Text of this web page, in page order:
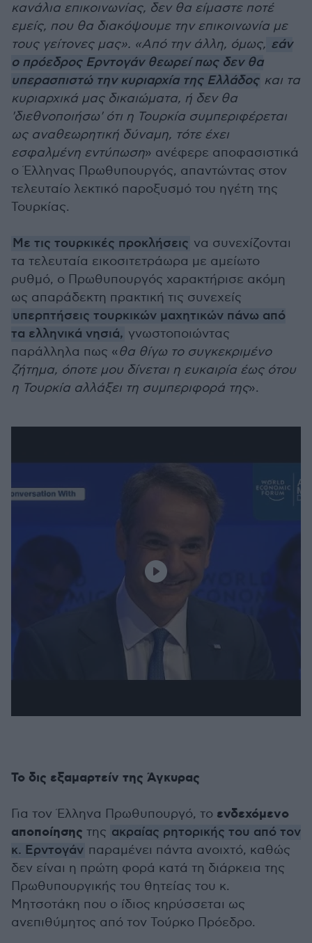
κανάλια επικοινωνίας, δεν θα είμαστε ποτέ
εμείς, που θα διακόψουμε την επικοινωνία με
τους γείτονες μας». «Από την άλλη, όμως, εάν
ο πρόεδρος Ερντογάν θεωρεί πως δεν θα
υπερασπιστώ την κυριαρχία της Ελλάδος και τα
κυριαρχικά μας δικαιώματα, ή δεν θα
'διεθνοποιήσω' ότι η Τουρκία συμπεριφέρεται
ως αναθεωρητική δύναμη, τότε έχει
εσφαλμένη εντύπωση» ανέφερε αποφασιστικά
ο Έλληνας Πρωθυπουργός, απαντώντας στον
τελευταίο λεκτικό παροξυσμό του ηγέτη της
Τουρκίας.
Με τις τουρκικές προκλήσεις να συνεχίζονται
τα τελευταία εικοσιτετράωρα με αμείωτο
ρυθμό, ο Πρωθυπουργός χαρακτήρισε ακόμη
ως απαράδεκτη πρακτική τις συνεχείς
υπερπτήσεις τουρκικών μαχητικών πάνω από
τα ελληνικά νησιά, γνωστοποιώντας
παράλληλα πως «θα θίγω το συγκεκριμένο
ζήτημα, όποτε μου δίνεται η ευκαιρία έως ότου
η Τουρκία αλλάξει τη συμπεριφορά της».
Το δις εξαμαρτείν της Άγκυρας
Για τον Έλληνα Πρωθυπουργό, το ενδεχόμενο
αποποίησης της ακραίας ρητορικής του από τον
κ. Ερντογάν παραμένει πάντα ανοιχτό, καθώς
δεν είναι η πρώτη φορά κατά τη διάρκεια της
Πρωθυπουργικής του θητείας του κ.
Μητσοτάκη που ο ίδιος κηρύσσεται ως
ανεπιθύμητος από τον Τούρκο Πρόεδρο.